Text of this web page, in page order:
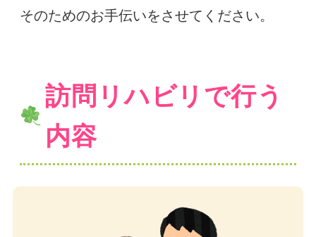
そのためのお手伝いをさせてください。
訪問リハビリで行う
内容